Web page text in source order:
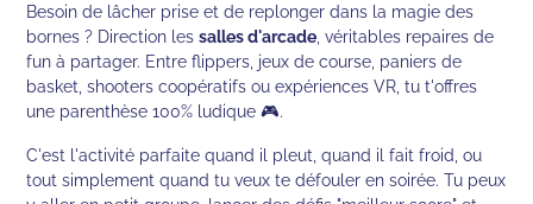
Besoin de lâcher prise et de replonger dans la magie des
bornes ? Direction lessalles d'arcade , véritables repaires de
fun à partager. Entre flippers, jeux de course, paniers de
basket, shooters coopératifs ou expériences VR, tu t'offres
une parenthèse 100% ludique 🎮.
C'est l'activité parfaite quand il pleut, quand il fait froid, ou
tout simplement quand tu veux te défouler en soirée. Tu peux